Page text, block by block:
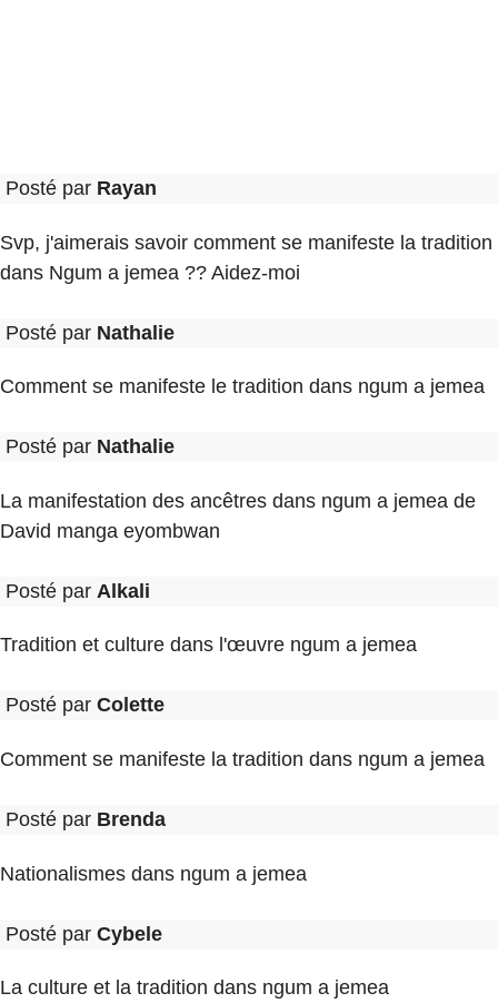
Posté par Rayan
Svp, j'aimerais savoir comment se manifeste la tradition
dans Ngum a jemea ?? Aidez-moi
Posté par Nathalie
Comment se manifeste le tradition dans ngum a jemea
Posté par Nathalie
La manifestation des ancêtres dans ngum a jemea de
David manga eyombwan
Posté par Alkali
Tradition et culture dans l'œuvre ngum a jemea
Posté par Colette
Comment se manifeste la tradition dans ngum a jemea
Posté par Brenda
Nationalismes dans ngum a jemea
Posté par Cybele
La culture et la tradition dans ngum a jemea